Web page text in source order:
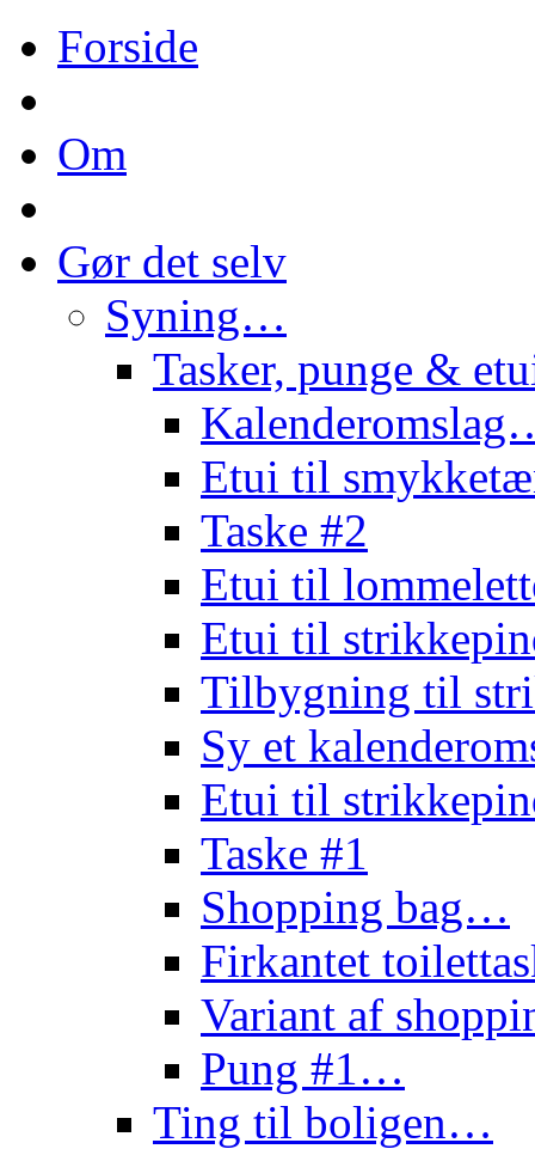
Forside
Om
Gør det selv
Syning…
Tasker, punge &
Etui til
Taske #2
Etui til
Etui til
Tilbygning til
Sy et
Etui til
Taske #1
Shopping bag…
Firkantet
Variant af
Pung #1…
Ting til boligen…